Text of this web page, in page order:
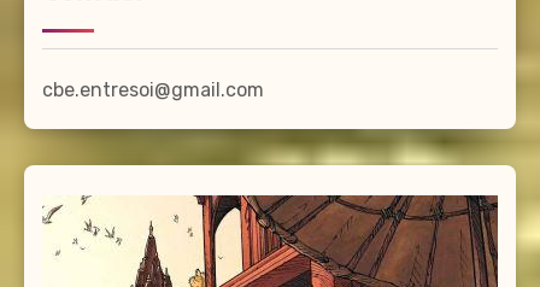
cbe.entresoi@gmail.com